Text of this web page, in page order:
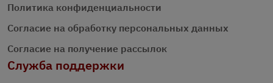
Политика конфиденциальности
Согласие на обработку персональных данных
Согласие на получение рассылок
Служба поддержки